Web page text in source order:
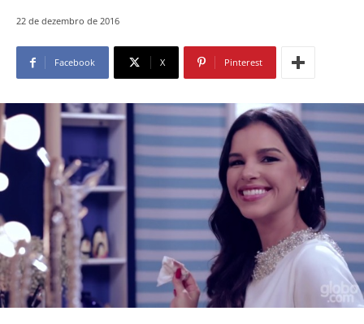
22 de dezembro de 2016
Facebook X Pinterest